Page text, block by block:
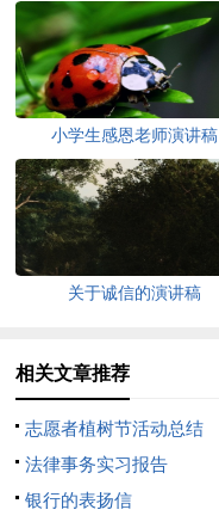
小学生感恩老师演讲稿
关于诚信的演讲稿
相关文章推荐
志愿者植树节活动总结
法律事务实习报告
银行的表扬信